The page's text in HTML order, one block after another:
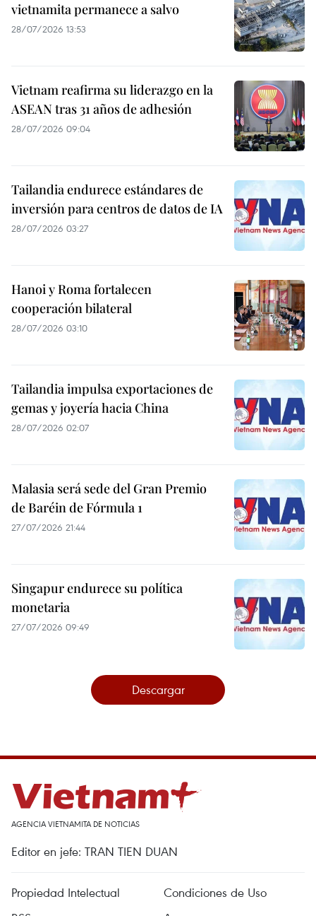
vietnamita permanece a salvo
28/07/2026 13:53
Vietnam reafirma su liderazgo en la
ASEAN tras 31 años de adhesión
28/07/2026 09:04
Tailandia endurece estándares de
inversión para centros de datos de IA
28/07/2026 03:27
Hanoi y Roma fortalecen
cooperación bilateral
28/07/2026 03:10
Tailandia impulsa exportaciones de
gemas y joyería hacia China
28/07/2026 02:07
Malasia será sede del Gran Premio
de Baréin de Fórmula 1
27/07/2026 21:44
Singapur endurece su política
monetaria
27/07/2026 09:49
Descargar
AGENCIA VIETNAMITA DE NOTICIAS
Editor en jefe: TRAN TIEN DUAN
Propiedad Intelectual
Condiciones de Uso